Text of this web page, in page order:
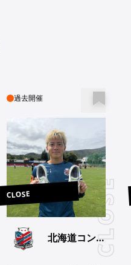
CLOSE
過去開催
北海道コンサ
ドーレ札幌